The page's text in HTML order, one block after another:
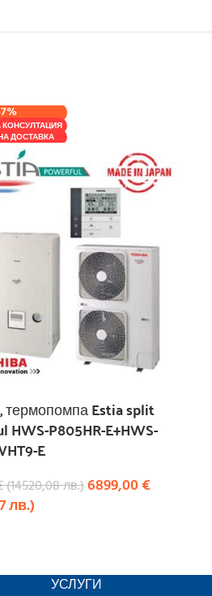
ДОСТАВКА
термопомпа Estia split
HWS-P805HR-E+HWS-
E
(14520,08лв.)6899,00€
лв.)
УСЛУГИ